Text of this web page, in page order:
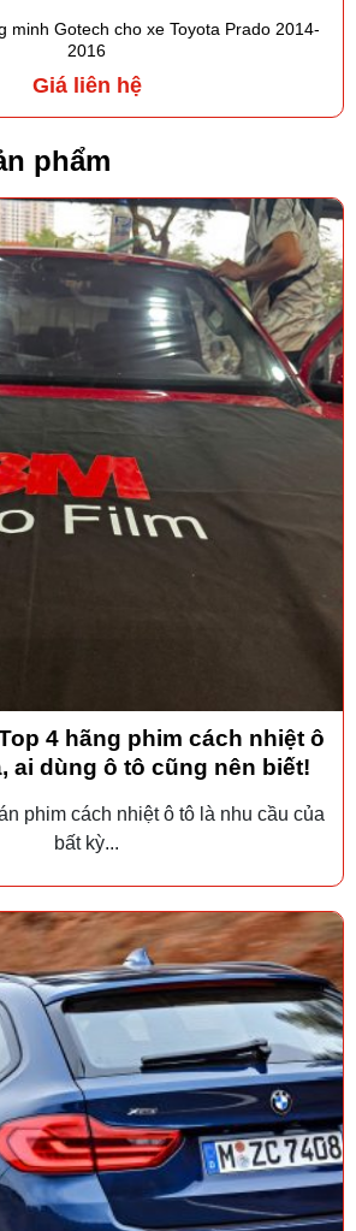
minh Gotech cho xe Toyota Prado 2014-
2016
Giá liên hệ
phẩm
4 hãng phim cách nhiệt ô
ai dùng ô tô cũng nên biết!
phim cách nhiệt ô tô là nhu cầu của
bất kỳ...